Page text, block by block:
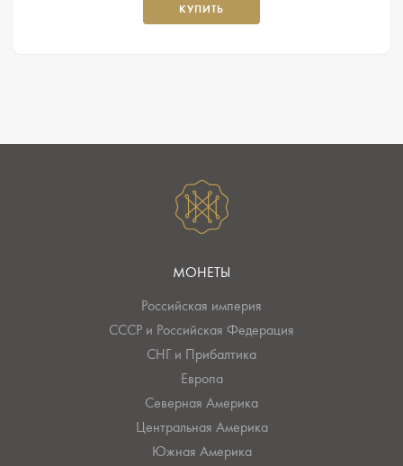
КУПИТЬ
МОНЕТЫ
Российская империя
СССР и Российская Федерация
СНГ и Прибалтика
Европа
Северная Америка
Центральная Америка
Южная Америка